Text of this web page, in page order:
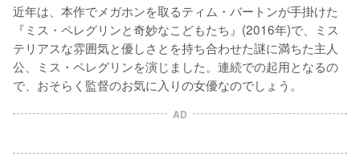
近年は、本作でメガホンを取るティム・バートンが手掛けた
『ミス・ペレグリンと奇妙なこどもたち』(2016年)で、ミス
テリアスな雰囲気と優しさとを持ち合わせた謎に満ちた主人
公、ミス・ペレグリンを演じました。連続での起用となるの
で、おそらく監督のお気に入りの女優なのでしょう。
AD